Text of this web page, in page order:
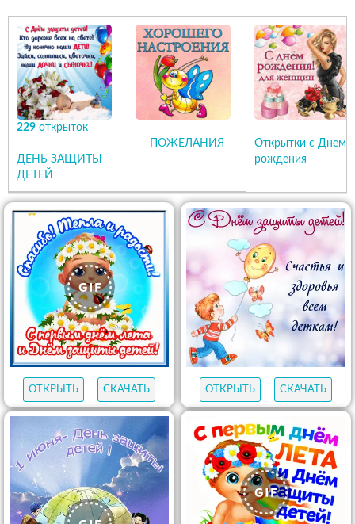
229 открыток
ДЕНЬ ЗАЩИТЫ
ДЕТЕЙ
ПОЖЕЛАНИЯ
Открытки с Днем
рождения
ОТКРЫТЬ СКАЧАТЬ ОТКРЫТЬ СКАЧАТЬ